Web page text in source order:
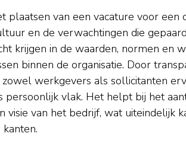
plaatsen van een vacature voor
en de verwachtingen die
krijgen in de waarden, normen en
binnen de organisatie. Door
werkgevers als sollicitanten
vlak. Het helpt bij het
visie van het bedrijf, wat uiteindelijk